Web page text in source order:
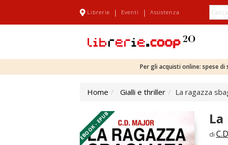
Librerie | Eventi | Assistenza
Per gli acquisti online: spese
Home Gialli e thriller La ragazza
EBOOK - EPUB di